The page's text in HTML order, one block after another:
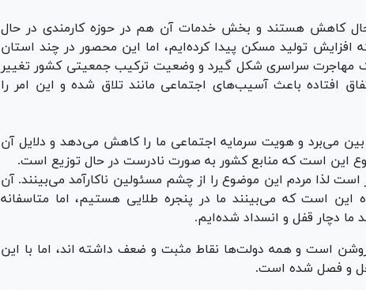
کاهش هستند و بخش خدمات آن هم در حوزه کارمندی در حال
افزایش تولید مسکن پیدا کرده‌ایم، اما این محصور در چند استان
سراسری شکل گیرد و وضعیت ترکیب جمعیتی کشور تغییر
افتاده باعث آسیب‌های اجتماعی مانند تلاق شده و این امر را
می‌برد و هویت سرمایه اجتماعی ما را کاهش می‌دهد و دلایل آن
این است که منابع کشور به صورت نادرست در حال توزیع است.
لذا مردم این موضوع را از چشم مسئولین ناکارآمد می‌بینند. آن
این است که می‌بینند ما در پنجره طلایی هستیم، اما متاسفانه
ما دچار قفل و انسداد شده‌ایم.
است و همه دولت‌ها نقاط مثبت و ضعف داشته اند، اما با این
حل و فصل شده است.